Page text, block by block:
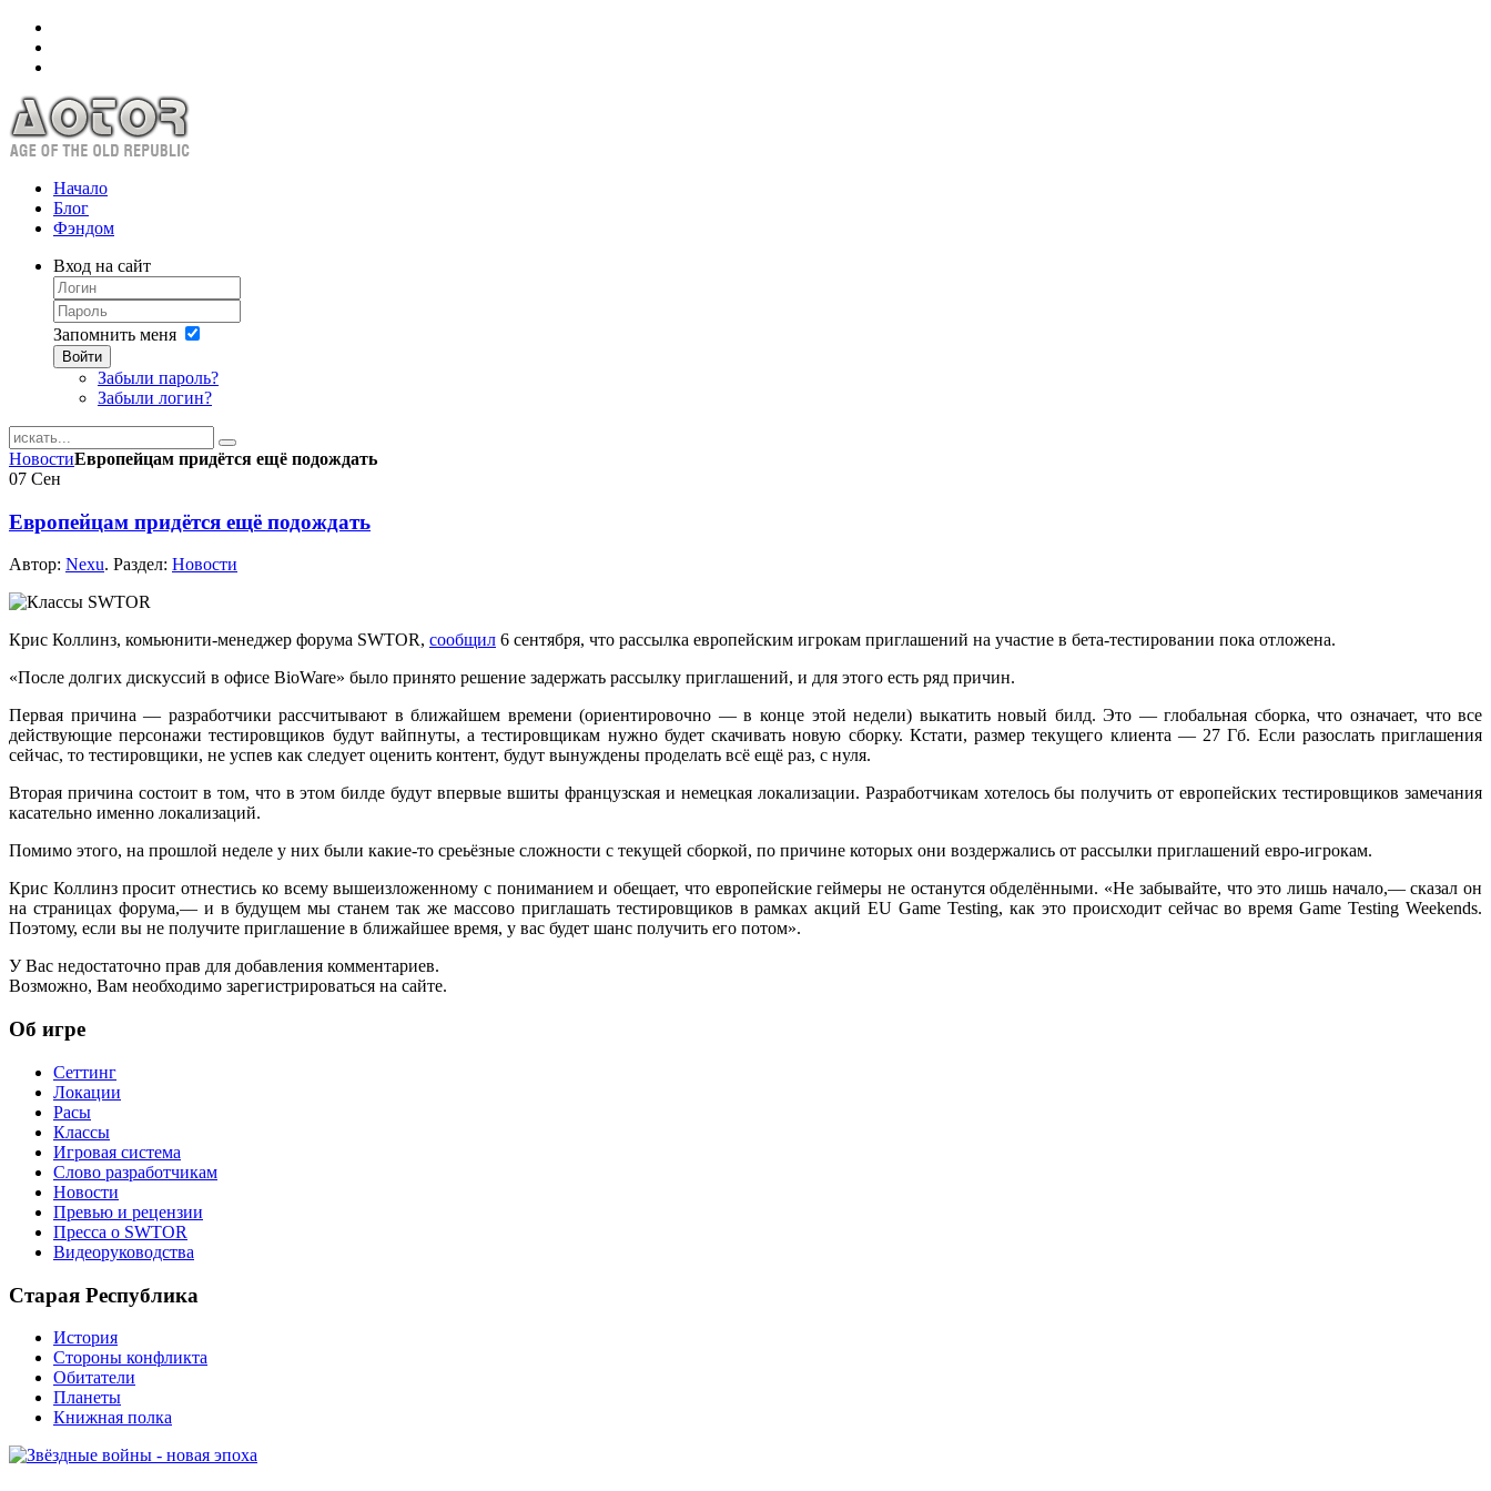
Начало
Блог
Фэндом
Вход на сайт
Запомнить меня
Войти
Забыли пароль?
Забыли логин?
НовостиЕвропейцам придётся ещё подождать
07 Сен
Европейцам придётся ещё подождать
Автор: Nexu. Раздел: Новости
Крис Коллинз, комьюнити-менеджер форума SWTOR, сообщил 6 сентября, что рассылка европейским игрокам приглашений на участие в бета-тестировании пока отложена.
«После долгих дискуссий в офисе BioWare» было принято решение задержать рассылку приглашений, и для этого есть ряд причин.
Первая причина — разработчики рассчитывают в ближайшем времени(ориентировочно — в конце этой недели) выкатить новый билд.Это —глобальная сборка, что означает, что все
действующие персонажи тестировщиков будут вайпнуты,а тестировщикам нужно будет скачивать новую сборку. Кстати, размер текущего клиента — 27 Гб. Если разослатьприглашения
сейчас, то тестировщики, не успев как следует оценить контент, будут вынуждены проделать всё ещё раз, с нуля.
Вторая причина состоит в том, что в этом билде будут впервые вшиты французская и немецкаялокализации. Разработчикам хотелось бы получитьот европейских тестировщиков замечания
касательно именно локализаций.
Помимо этого, на прошлой неделе у них были какие-то среьёзные сложности с текущей сборкой, по причине которых они воздержались от рассылки приглашений евро-игрокам.
Крис Коллинз просит отнестись ко всемувышеизложенному с пониманием и обещает, что европейские геймеры не останутсяобделёнными. «Не забывайте, что это лишь начало,—сказал он
на страницах форума,—и в будущем мы станем так же массово приглашать тестировщиков в рамках акций EU Game Testing, как это происходит сейчасво время Game Testing Weekends.
Поэтому, если вы не получите приглашение в ближайшее время, у вас будет шанс получить его потом».
У Вас недостаточно прав для добавления комментариев.
Возможно, Вам необходимо зарегистрироваться на сайте.
Об игре
Сеттинг
Локации
Расы
Классы
Игровая система
Слово разработчикам
Новости
Превью и рецензии
Пресса о SWTOR
Видеоруководства
Старая Республика
История
Стороны конфликта
Обитатели
Планеты
Книжная полка